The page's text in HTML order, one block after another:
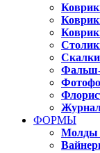
Скалки
ФОРМЫ
Молды